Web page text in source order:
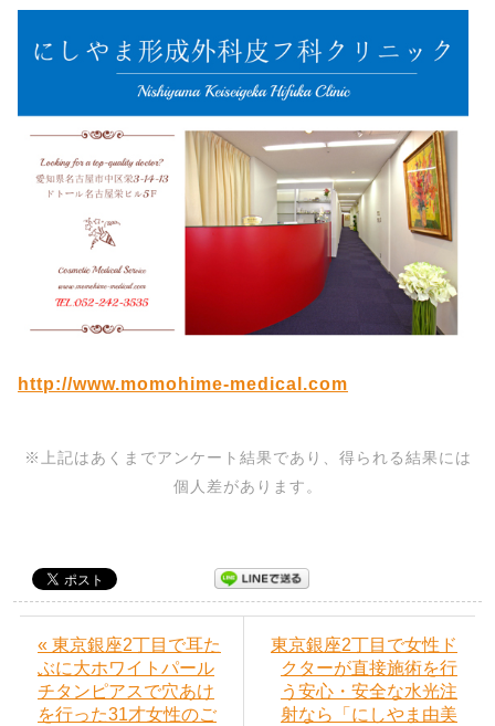
http://www.momohime-medical.com
※上記はあくまでアンケート結果であり、得られる結果には
個人差があります。
« 東京銀座2丁目で耳た
ぶに大ホワイトパール
チタンピアスで穴あけ
を行った31才女性のご
東京銀座2丁目で女性ド
クターが直接施術を行
う安心・安全な水光注
射なら「にしやま由美